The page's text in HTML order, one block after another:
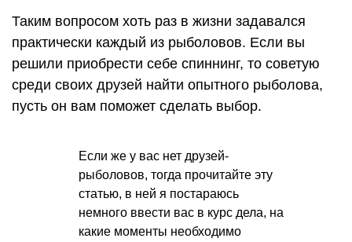
Таким вопросом хоть раз в жизни задавался
практически каждый из рыболовов. Если вы
решили приобрести себе спиннинг, то советую
среди своих друзей найти опытного рыболова,
пусть он вам поможет сделать выбор.
Если же у вас нет друзей-
рыболовов, тогда прочитайте эту
статью, в ней я постараюсь
немного ввести вас в курс дела, на
какие моменты необходимо